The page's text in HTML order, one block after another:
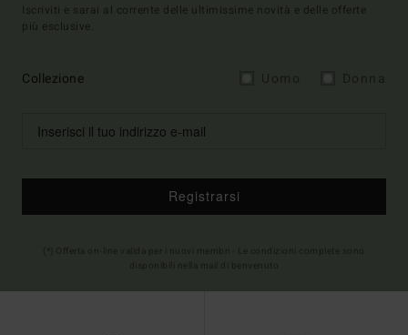
Iscriviti e sarai al corrente delle ultimissime novità e delle offerte
più esclusive.
Collezione
Registrarsi